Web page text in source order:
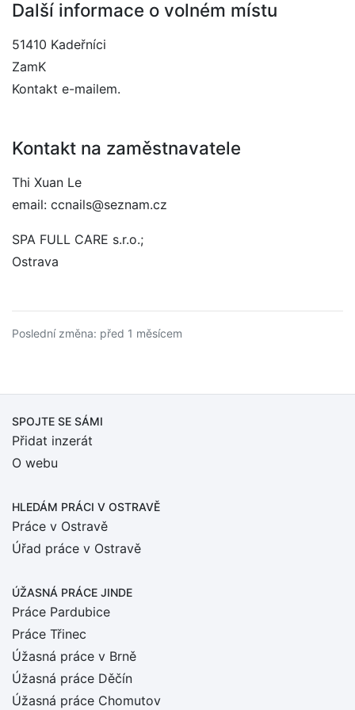
Další informace o volném místu
51410 Kadeřníci
ZamK
Kontakt e-mailem.
Kontakt na zaměstnavatele
Thi Xuan Le
email: ccnails@seznam.cz
SPA FULL CARE s.r.o.;
Ostrava
Poslední změna: před 1 měsícem
SPOJTE SE SÁMI
Přidat inzerát
O webu
HLEDÁM PRÁCI V OSTRAVĚ
Práce v Ostravě
Úřad práce v Ostravě
ÚŽASNÁ PRÁCE JINDE
Práce Pardubice
Práce Třinec
Úžasná práce v Brně
Úžasná práce Děčín
Úžasná práce Chomutov